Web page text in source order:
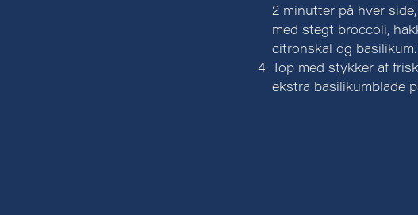
2 minutter på hver
med stegt broccoli,
citronskal og basilikum.
Top med stykker af
ekstra basilikumblade